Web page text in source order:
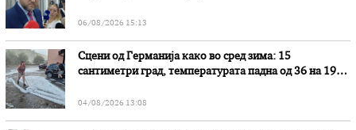
06/08/2026 15:13
Сцени од Германија како во сред зима: 15
сантиметри град, температурата падна од 36 на 19
04/08/2026 13:08